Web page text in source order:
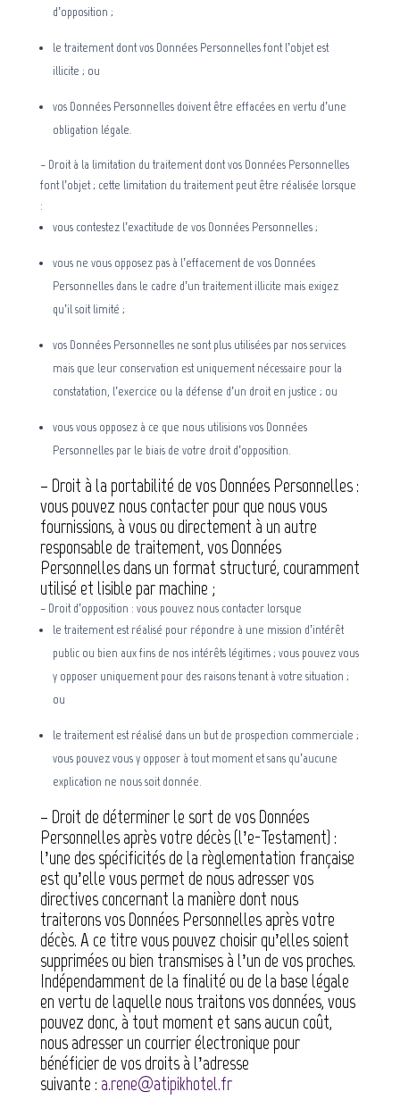
d’opposition ;
le traitement dont vos Données Personnelles font l’objet est
illicite ; ou
vos Données Personnelles doivent être effacées en vertu d’une
obligation légale.
– Droit à la limitation du traitement dont vos Données Personnelles
font l’objet ; cette limitation du traitement peut être réalisée lorsque
:
vous contestez l’exactitude de vos Données Personnelles ;
vous ne vous opposez pas à l’effacement de vos Données
Personnelles dans le cadre d’un traitement illicite mais exigez
qu’il soit limité ;
vos Données Personnelles ne sont plus utilisées par nos services
mais que leur conservation est uniquement nécessaire pour la
constatation, l’exercice ou la défense d’un droit en justice ; ou
vous vous opposez à ce que nous utilisions vos Données
Personnelles par le biais de votre droit d’opposition.
– Droit à la portabilité de vos Données Personnelles :
vous pouvez nous contacter pour que nous vous
fournissions, à vous ou directement à un autre
responsable de traitement, vos Données
Personnelles dans un format structuré, couramment
utilisé et lisible par machine ;
– Droit d’opposition : vous pouvez nous contacter lorsque
le traitement est réalisé pour répondre à une mission d’intérêt
public ou bien aux fins de nos intérêts légitimes ; vous pouvez vous
y opposer uniquement pour des raisons tenant à votre situation ;
ou
le traitement est réalisé dans un but de prospection commerciale ;
vous pouvez vous y opposer à tout moment et sans qu’aucune
explication ne nous soit donnée.
– Droit de déterminer le sort de vos Données
Personnelles après votre décès (l’e-Testament) :
l’une des spécificités de la règlementation française
est qu’elle vous permet de nous adresser vos
directives concernant la manière dont nous
traiterons vos Données Personnelles après votre
décès. A ce titre vous pouvez choisir qu’elles soient
supprimées ou bien transmises à l’un de vos proches.
Indépendamment de la finalité ou de la base légale
en vertu de laquelle nous traitons vos données, vous
pouvez donc, à tout moment et sans aucun coût,
nous adresser un courrier électronique pour
bénéficier de vos droits à l’adresse
suivante : a.rene@atipikhotel.fr